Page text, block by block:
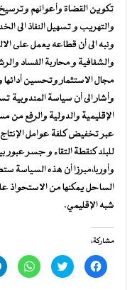
تكوين القضاة وأعوانهم
والتهريب و تسهيل النفاذ الى
ونبه الى أن قطاعه يعمل على
والشفافية و محاربة الفساد
مجال الاستثمار وتحسين
وأشار الى أن سياسة المندوبية
الإقليمية والدولية والرفع من
عبر تخفيض كلفة عوامل
للبلد كنقطة التقاء و جسر
وأوربا،مبرزا أن هذه السياسة
الساحل يمكنها من
شبه الإقليمي.
مشاركة:
انقر
للمشاركة
اضغط
للمشاركة
انقر